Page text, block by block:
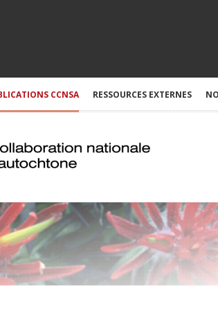
CCNSA RESSOURCES EXTERNES